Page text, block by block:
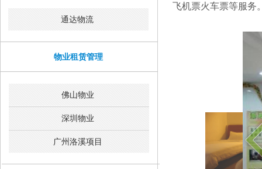
飞机票火车票等服务
通达物流
物业租赁管理​
佛山物业
深圳物业
广州洛溪项目